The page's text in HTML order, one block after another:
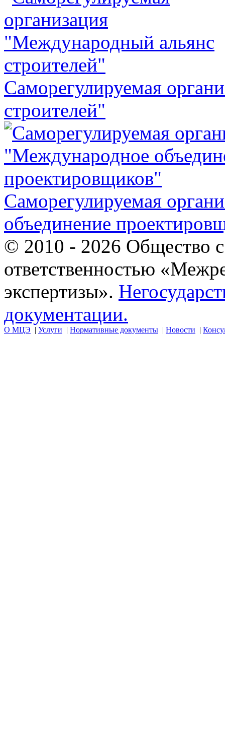
Саморегулируемая
строителей"
Саморегулируемая
объединение
© 2010 - 2026 Общество
ответственностью
экспертизы».
документации.
О МЦЭ | Услуги | Нормативные документы | Новости |